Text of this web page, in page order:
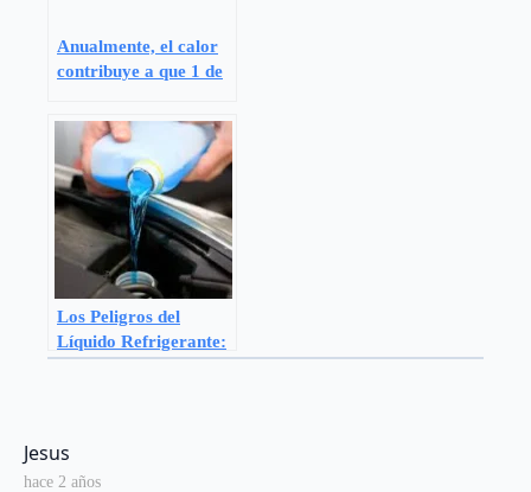
Anualmente, el calor
contribuye a que 1 de
desarrolle tumores
cutáneos.
Los Peligros del
Líquido Refrigerante:
Jesus
hace 2 años